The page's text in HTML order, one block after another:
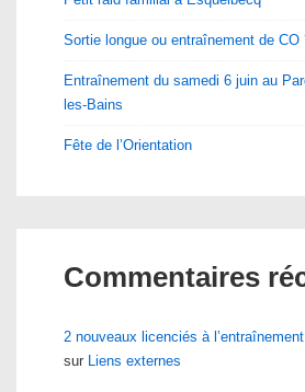
Sortie longue ou entraînement de CO
Entraînement du samedi 6 juin au
les-Bains
Fête de l’Orientation
Commentaires
2 nouveaux licenciés à
sur
Liens externes